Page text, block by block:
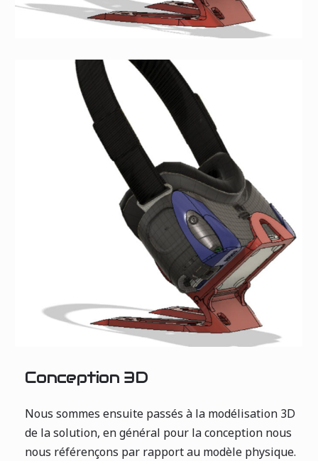
Conception 3D
Nous sommes ensuite passés à la modélisation 3D
de la solution, en général pour la conception nous
nous référençons par rapport au modèle physique.